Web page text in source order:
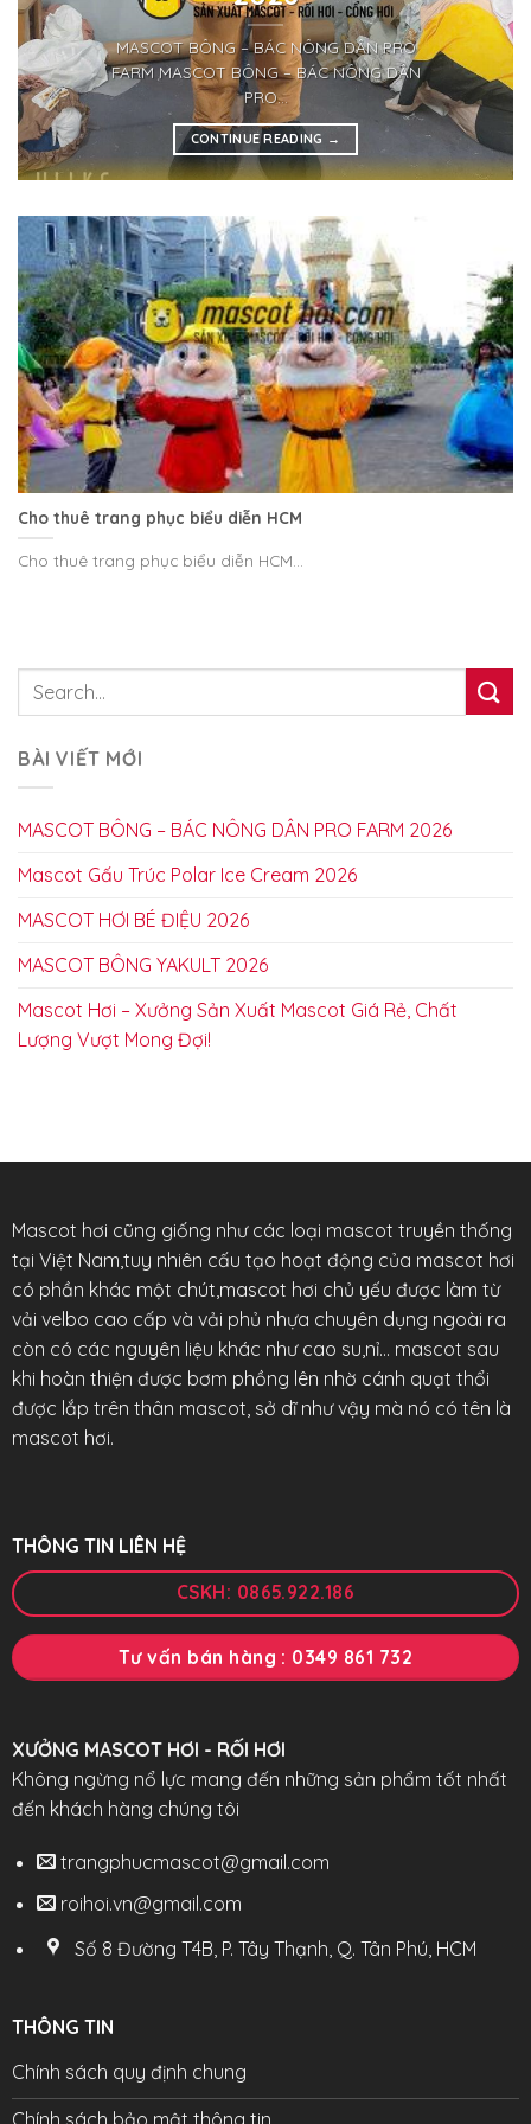
MASCOT BÔNG – BÁC NÔNG DÂN PRO
FARM MASCOT BÔNG – BÁC NÔNG DÂN
PRO...
CONTINUE READING →
Cho thuê trang phục biểu diễn HCM
Cho thuê trang phục biểu diễn HCM...
BÀI VIẾT MỚI
MASCOT BÔNG – BÁC NÔNG DÂN PRO FARM 2026
Mascot Gấu Trúc Polar Ice Cream 2026
MASCOT HƠI BÉ ĐIỆU 2026
MASCOT BÔNG YAKULT 2026
Mascot Hơi – Xưởng Sản Xuất Mascot Giá Rẻ, Chất
Lượng Vượt Mong Đợi!
Mascot hơi cũng giống như các loại mascot truyền thống
tại Việt Nam,tuy nhiên cấu tạo hoạt động của mascot hơi
có phần khác một chút,mascot hơi chủ yếu được làm từ
vải velbo cao cấp và vải phủ nhựa chuyên dụng ngoài ra
còn có các nguyên liệu khác như cao su,nỉ… mascot sau
khi hoàn thiện được bơm phồng lên nhờ cánh quạt thổi
được lắp trên thân mascot, sở dĩ như vậy mà nó có tên là
mascot hơi.
THÔNG TIN LIÊN HỆ
CSKH: 0865.922.186
Tư vấn bán hàng : 0349 861 732
XƯỞNG MASCOT HƠI - RỐI HƠI
Không ngừng nổ lực mang đến những sản phẩm tốt nhất
đến khách hàng chúng tôi
trangphucmascot@gmail.com
roihoi.vn@gmail.com
Số 8 Đường T4B, P. Tây Thạnh, Q. Tân Phú, HCM
THÔNG TIN
Chính sách quy định chung
Chính sách bảo mật thông tin